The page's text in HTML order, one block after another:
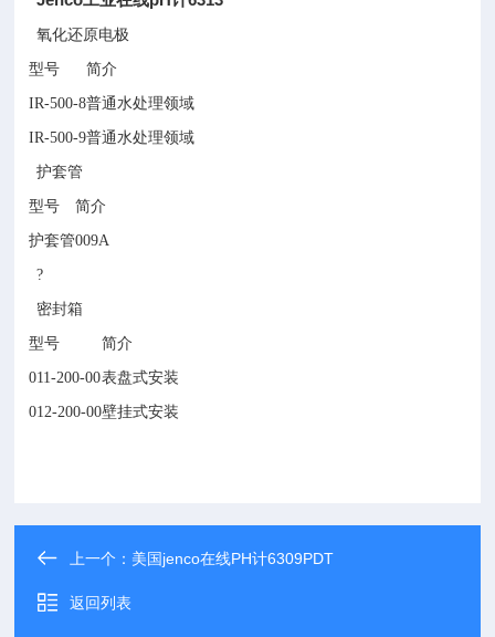
氧化还原电极
型号 简介
IR-500-8普通水处理领域
IR-500-9普通水处理领域
护套管
型号 简介
护套管009A
?
密封箱
型号 简介
011-200-00表盘式安装
012-200-00壁挂式安装
上一个： 美国jenco在线PH计6309PDT
返回列表